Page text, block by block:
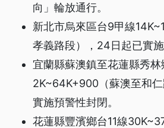
向」輪放通行。
新北市烏來區台9甲線
孝義路段），24日起已實施
宜蘭縣蘇澳鎮至花蓮縣秀
2K~64K+900（蘇澳至和
實施預警性封閉。
花蓮縣豐濱鄉台11線